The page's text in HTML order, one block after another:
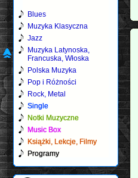
Blues
Muzyka Klasyczna
Jazz
Muzyka Latynoska,
Francuska, Włoska
Polska Muzyka
Pop i Różności
Rock, Metal
Single
Notki Muzyczne
Music Box
Książki, Lekcje, Filmy
Programy